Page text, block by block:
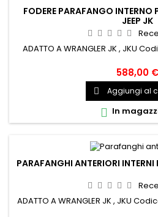
FODERE PARAFANGO INTERNO
JEEP JK
ADATTO A WRANGLER JK , JKU
588,00 €
 Aggiungi al
 In
PARAFANGHI ANTERIORI INTERNI
ADATTO A WRANGLER JK , JKU